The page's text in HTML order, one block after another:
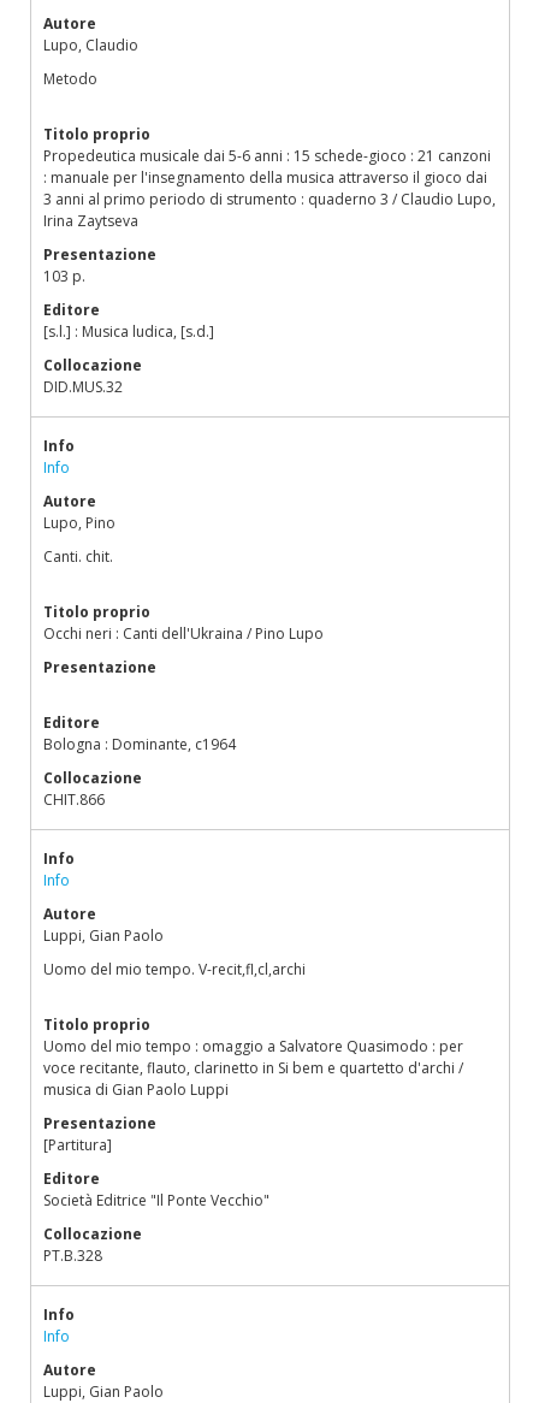
Autore
Lupo, Claudio
Metodo
Titolo proprio
Propedeutica musicale dai 5-6 anni : 15 schede-gioco : 21 canzoni
: manuale per l'insegnamento della musica attraverso il gioco dai
3 anni al primo periodo di strumento : quaderno 3 / Claudio Lupo,
Irina Zaytseva
Presentazione
103 p.
Editore
[s.l.] : Musica ludica, [s.d.]
Collocazione
DID.MUS.32
Info
Info
Autore
Lupo, Pino
Canti. chit.
Titolo proprio
Occhi neri : Canti dell'Ukraina / Pino Lupo
Presentazione
Editore
Bologna : Dominante, c1964
Collocazione
CHIT.866
Info
Info
Autore
Luppi, Gian Paolo
Uomo del mio tempo. V-recit,fl,cl,archi
Titolo proprio
Uomo del mio tempo : omaggio a Salvatore Quasimodo : per
voce recitante, flauto, clarinetto in Si bem e quartetto d'archi /
musica di Gian Paolo Luppi
Presentazione
[Partitura]
Editore
Società Editrice "Il Ponte Vecchio"
Collocazione
PT.B.328
Info
Info
Autore
Luppi, Gian Paolo